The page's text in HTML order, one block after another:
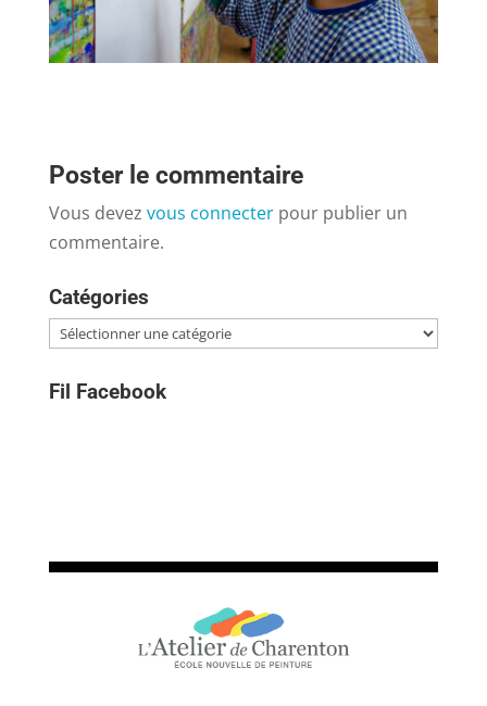
Poster le commentaire
Vous devez vous connecterpour publier un
commentaire.
Catégories
Catégories
Fil Facebook